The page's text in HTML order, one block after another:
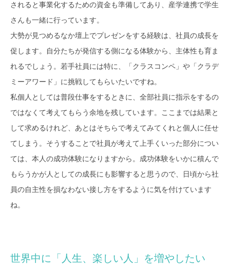
されると事業化するための資金も準備してあり、産学連携で学生
さんも一緒に行っています。
大勢が見つめるなか壇上でプレゼンをする経験は、社員の成長を
促します。自分たちが発信する側になる体験から、主体性も育ま
れるでしょう。若手社員には特に、「クラスコンペ」や「クラデ
ミーアワード」に挑戦してもらいたいですね。
私個人としては普段仕事をするときに、全部社員に指示をするの
ではなくて考えてもらう余地を残しています。ここまでは結果と
して求めるけれど、あとはそちらで考えてみてくれと個人に任せ
てしまう。そうすることで社員が考えて上手くいった部分につい
ては、本人の成功体験になりますから。成功体験をいかに積んで
もらうかが人としての成長にも影響すると思うので、日頃から社
員の自主性を損なわない接し方をするように気を付けています
ね。
世界中に「人生、楽しい人」を増やしたい